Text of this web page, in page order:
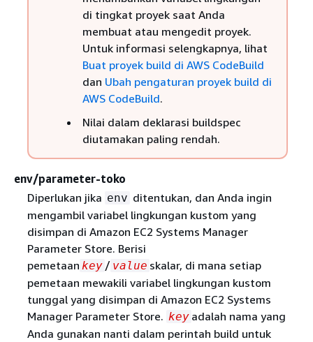
di tingkat proyek saat Anda
membuat atau mengedit proyek.
Untuk informasi selengkapnya, lihat
Buat proyek build di AWS CodeBuild
dan Ubah pengaturan proyek build di
AWS CodeBuild.
Nilai dalam deklarasi buildspec
diutamakan paling rendah.
env/parameter-toko
Diperlukan jika env ditentukan, dan Anda ingin
mengambil variabel lingkungan kustom yang
disimpan di Amazon EC2 Systems Manager
Parameter Store. Berisi
pemetaan key / value skalar, di mana setiap
pemetaan mewakili variabel lingkungan kustom
tunggal yang disimpan di Amazon EC2 Systems
Manager Parameter Store. key adalah nama yang
Anda gunakan nanti dalam perintah build untuk